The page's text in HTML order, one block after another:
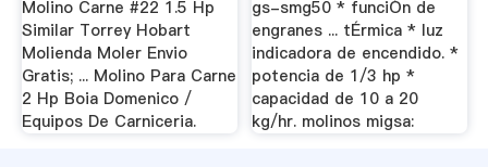
Molino Carne #22 1.5 Hp
Similar Torrey Hobart
Molienda Moler Envio
Gratis; ... Molino Para Carne
2 Hp Boia Domenico /
Equipos De Carniceria.
gs-smg50 * funciÓn de
engranes ... tÉrmica * luz
indicadora de encendido. *
potencia de 1/3 hp *
capacidad de 10 a 20
kg/hr. molinos migsa: